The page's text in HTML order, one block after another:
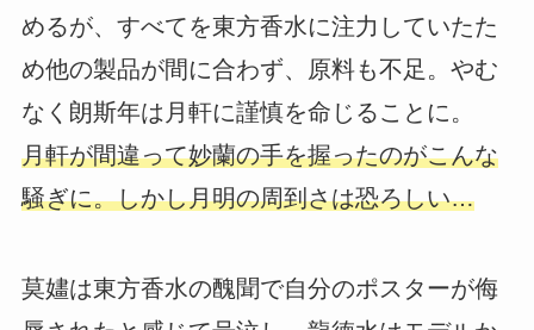
めるが、すべてを東方香水に注力していたた
め他の製品が間に合わず、原料も不足。やむ
なく朗斯年は月軒に謹慎を命じることに。
月軒が間違って妙蘭の手を握ったのがこんな
騒ぎに。しかし月明の周到さは恐ろしい…
莫嫿は東方香水の醜聞で自分のポスターが侮